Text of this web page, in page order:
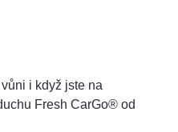
i když jste na
Fresh CarGo® od